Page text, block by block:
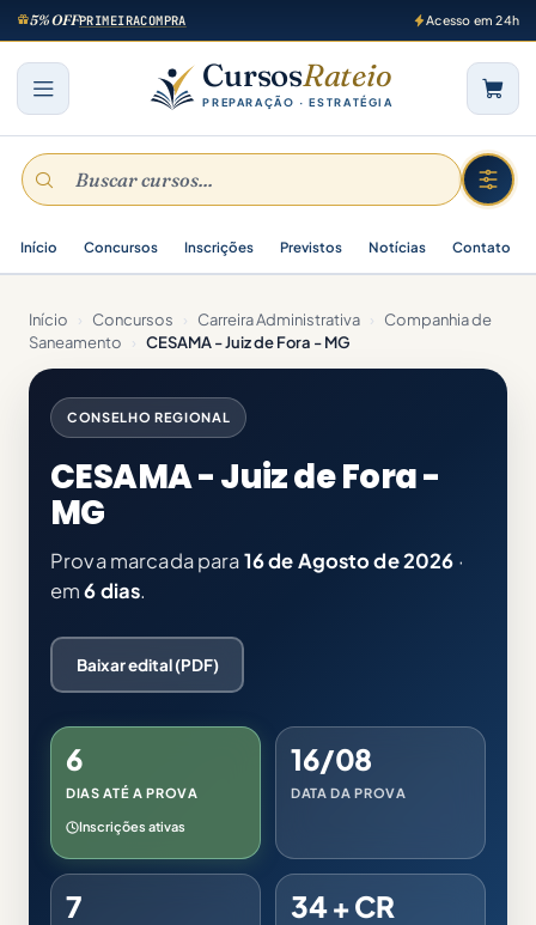
5% OFFPRIMEIRACOMPRA Acesso em 24h
CursosRateio
PREPARAÇÃO · ESTRATÉGIA
Início Concursos Inscrições Previstos Notícias Contato
Início › Concursos › Carreira Administrativa ›
Companhia de
Saneamento
› CESAMA - Juiz de Fora - MG
CONSELHO REGIONAL
CESAMA - Juiz de Fora -
MG
Prova marcada para16 de Agosto de 2026 ·
em6 dias.
Baixar edital (PDF)
6
DIAS ATÉ A PROVA
Inscrições ativas
16/08
DATA DA PROVA
7 34 + CR